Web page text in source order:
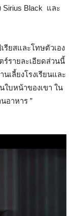
Sirius Black และ
รียสและโทษตัวเอง
ร์รายละเอียดส่วนนี้
เลี้ยงโรงเรียนและ
ใบหน้าของเขา ใน
อาหาร ”